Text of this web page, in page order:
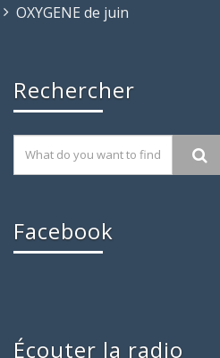
OXYGENE de juin
Rechercher
Facebook
Écouter la radio